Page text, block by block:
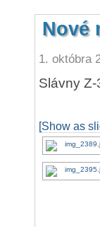
Nové
1. októbra
Slávny
[Show as